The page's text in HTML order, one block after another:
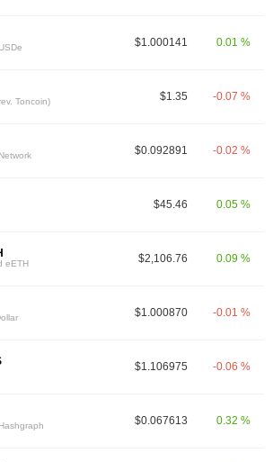
$1.000141 0.01 %
Toncoin) $1.35 -0.07 %
$0.092891 -0.02 %
$45.46 0.05 %
eETH $2,106.76 0.09 %
$1.000870 -0.01 %
$1.106975 -0.06 %
$0.067613 0.32 %